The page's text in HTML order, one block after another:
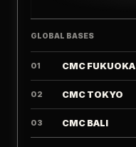
GLOBAL BASES
01 CMC FUKUOKA
02 CMC TOKYO
03 CMC BALI